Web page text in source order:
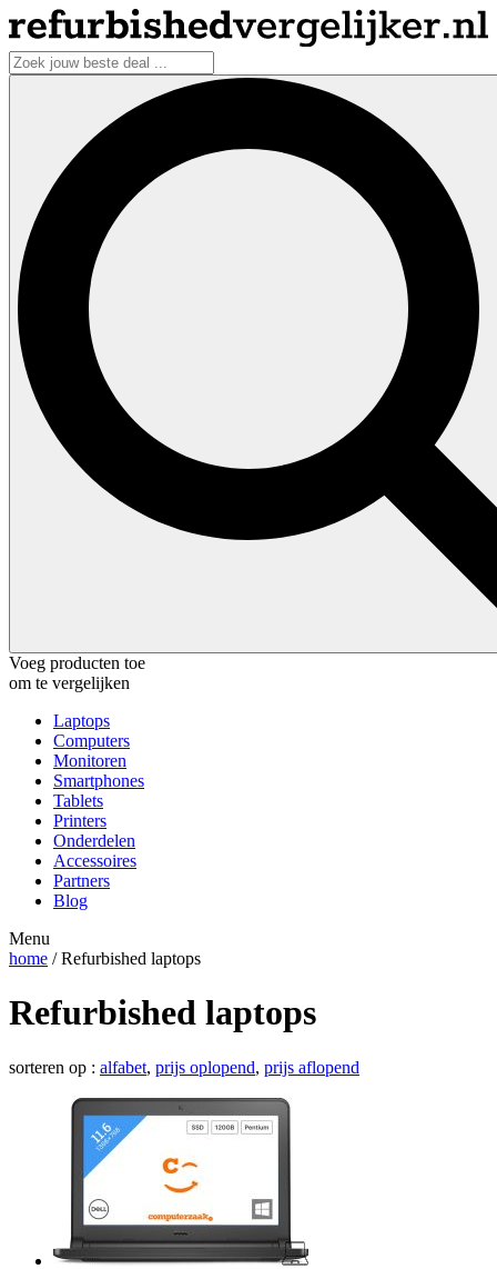
Voeg producten toe
om te vergelijken
Laptops
Computers
Monitoren
Smartphones
Tablets
Printers
Onderdelen
Accessoires
Partners
Blog
Menu
home / Refurbished laptops
Refurbished laptops
sorteren op : alfabet, prijs oplopend, prijs aflopend